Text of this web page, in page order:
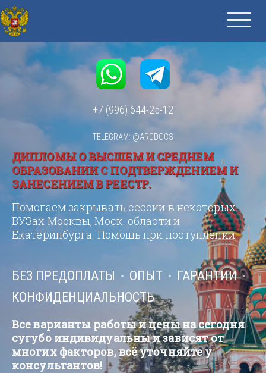
+7 (996) 644-25-12
TELEGRAM: @ARCDOCS
ДИПЛОМЫ О ВЫСШЕМ И СРЕДНЕМ
ОБРАЗОВАНИИ С ПОДТВЕРЖДЕНИЕМ И
ЗАНЕСЕНИЕМ В РЕЕСТР.
Помогаем закрывать сессии в некоторых
ВУЗах Москвы, Моск. области и
Екатеринбурга. Помощь при поступлении.
БЕЗ ПРЕДОПЛАТЫ ОПЫТ
ГАРАНТИИ
КОНФИДЕНЦИАЛЬНОСТЬ
Все варианты работы и цены на сегодня
сугубо индивидуальны и зависят от
многих факторов, всё уточняйте у
консультантов!